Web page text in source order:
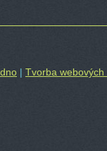
| Tvorba